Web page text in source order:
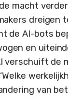
macht
dreigen
de AI-bots
en
verschuift de
van